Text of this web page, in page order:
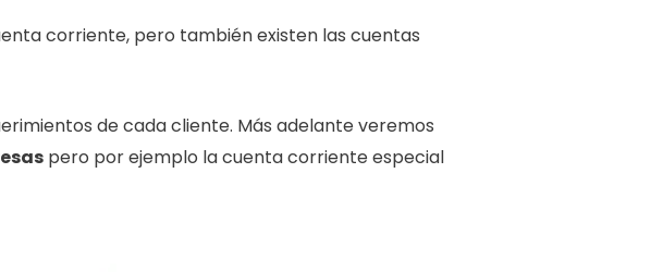
corriente, pero también existen las cuentas
de cada cliente. Más adelante veremos
pero por ejemplo la cuenta corriente especial